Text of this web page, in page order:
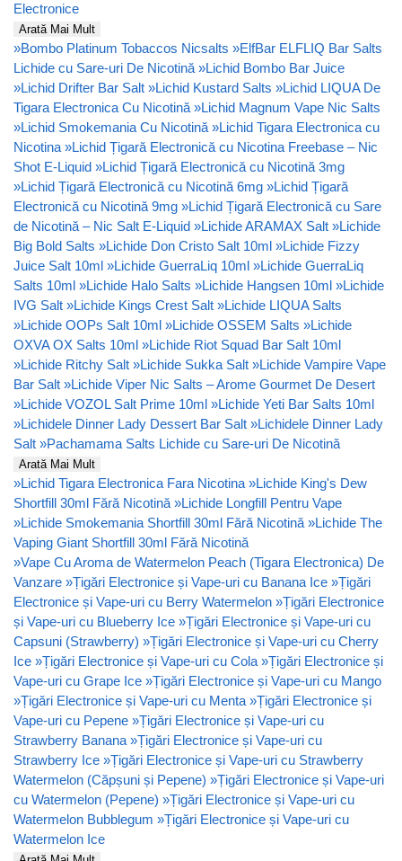
Electronice
Arată Mai Mult
»Bombo Platinum Tobaccos Nicsalts »ElfBar ELFLIQ Bar Salts
Lichide cu Sare-uri De Nicotină »Lichid Bombo Bar Juice
»Lichid Drifter Bar Salt »Lichid Kustard Salts »Lichid LIQUA De
Tigara Electronica Cu Nicotină »Lichid Magnum Vape Nic Salts
»Lichid Smokemania Cu Nicotină »Lichid Tigara Electronica cu
Nicotina »Lichid Țigară Electronică cu Nicotina Freebase – Nic
Shot E-Liquid »Lichid Țigară Electronică cu Nicotină 3mg
»Lichid Țigară Electronică cu Nicotină 6mg »Lichid Țigară
Electronică cu Nicotină 9mg »Lichid Țigară Electronică cu Sare
de Nicotină – Nic Salt E-Liquid »Lichide ARAMAX Salt »Lichide
Big Bold Salts »Lichide Don Cristo Salt 10ml »Lichide Fizzy
Juice Salt 10ml »Lichide GuerraLiq 10ml »Lichide GuerraLiq
Salts 10ml »Lichide Halo Salts »Lichide Hangsen 10ml »Lichide
IVG Salt »Lichide Kings Crest Salt »Lichide LIQUA Salts
»Lichide OOPs Salt 10ml »Lichide OSSEM Salts »Lichide
OXVA OX Salts 10ml »Lichide Riot Squad Bar Salt 10ml
»Lichide Ritchy Salt »Lichide Sukka Salt »Lichide Vampire Vape
Bar Salt »Lichide Viper Nic Salts – Arome Gourmet De Desert
»Lichide VOZOL Salt Prime 10ml »Lichide Yeti Bar Salts 10ml
»Lichidele Dinner Lady Dessert Bar Salt »Lichidele Dinner Lady
Salt »Pachamama Salts Lichide cu Sare-uri De Nicotină
Arată Mai Mult
»Lichid Tigara Electronica Fara Nicotina »Lichide King's Dew
Shortfill 30ml Fără Nicotină »Lichide Longfill Pentru Vape
»Lichide Smokemania Shortfill 30ml Fără Nicotină »Lichide The
Vaping Giant Shortfill 30ml Fără Nicotină
»Vape Cu Aroma de Watermelon Peach (Tigara Electronica) De
Vanzare »Țigări Electronice și Vape-uri cu Banana Ice »Țigări
Electronice și Vape-uri cu Berry Watermelon »Țigări Electronice
și Vape-uri cu Blueberry Ice »Țigări Electronice și Vape-uri cu
Capsuni (Strawberry) »Țigări Electronice și Vape-uri cu Cherry
Ice »Țigări Electronice și Vape-uri cu Cola »Țigări Electronice și
Vape-uri cu Grape Ice »Țigări Electronice și Vape-uri cu Mango
»Țigări Electronice și Vape-uri cu Menta »Țigări Electronice și
Vape-uri cu Pepene »Țigări Electronice și Vape-uri cu
Strawberry Banana »Țigări Electronice și Vape-uri cu
Strawberry Ice »Țigări Electronice și Vape-uri cu Strawberry
Watermelon (Căpșuni și Pepene) »Țigări Electronice și Vape-uri
cu Watermelon (Pepene) »Țigări Electronice și Vape-uri cu
Watermelon Bubblegum »Țigări Electronice și Vape-uri cu
Watermelon Ice